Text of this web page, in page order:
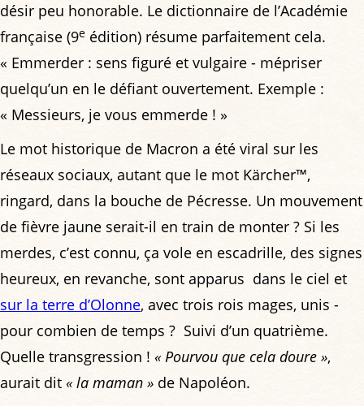
désir peu honorable. Le dictionnaire de l’Académie
française (9e édition) résume parfaitement cela.
« Emmerder : sens figuré et vulgaire - mépriser
quelqu’un en le défiant ouvertement. Exemple :
« Messieurs, je vous emmerde ! »
Le mot historique de Macron a été viral sur les
réseaux sociaux, autant que le mot Kärcher™,
ringard, dans la bouche de Pécresse. Un mouvement
de fièvre jaune serait-il en train de monter ? Si les
merdes, c’est connu, ça vole en escadrille, des signes
heureux, en revanche, sont apparus dans le ciel et
sur la terre d’Olonne, avec trois rois mages, unis -
pour combien de temps ? Suivi d’un quatrième.
Quelle transgression ! « Pourvou que cela doure »,
aurait dit « la maman » de Napoléon.